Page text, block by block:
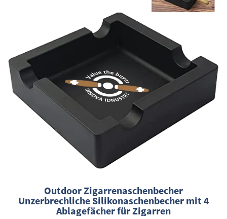
Outdoor Zigarrenaschenbecher
Unzerbrechliche Silikonaschenbecher mit 4
Ablagefächer für Zigarren